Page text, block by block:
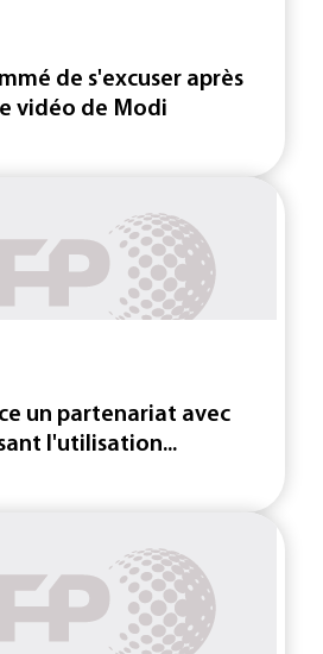
de s'excuser après
vidéo de Modi
un partenariat avec
l'utilisation...